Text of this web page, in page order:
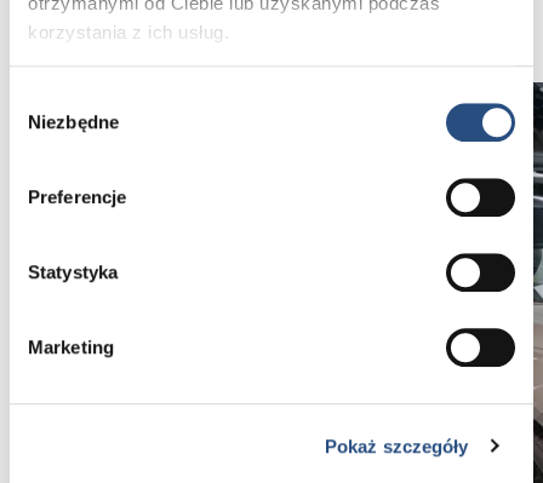
korzystania z ich usług.
zgody
Niezbędne
Preferencje
Statystyka
Marketing
Pokaż szczegóły
Samochody używane Bielsko-Biała